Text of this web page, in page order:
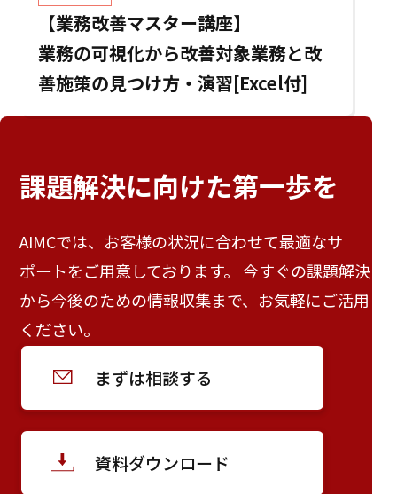
【業務改善マスター講座】
業務の可視化から改善対象業務と改
善施策の見つけ方・演習[Excel付]
課題解決に向けた第一歩を
AIMCでは、お客様の状況に合わせて最適なサ
ポートをご用意しております。 今すぐの課題解決
から今後のための情報収集まで、お気軽にご活用
ください。
まずは相談する
資料ダウンロード